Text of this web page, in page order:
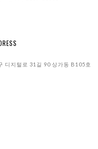
디지털로 31길 90 상가동 B105호